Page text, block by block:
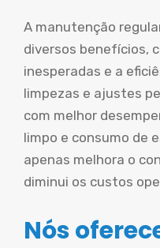
A manutenção
diversos benefícios,
inesperadas e a
limpezas e ajustes
com melhor
limpo e consumo de
apenas melhora o
diminui os custos
Nós